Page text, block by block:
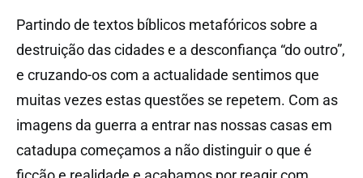
Partindo de textos bíblicos metafóricos sobre a
destruição das cidades e a desconfiança “do outro”,
e cruzando-os com a actualidade sentimos que
muitas vezes estas questões se repetem. Com as
imagens da guerra a entrar nas nossas casas em
catadupa começamos a não distinguir o que é